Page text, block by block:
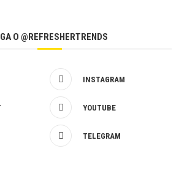
O @REFRESHERTRENDS
INSTAGRAM
YOUTUBE
TELEGRAM